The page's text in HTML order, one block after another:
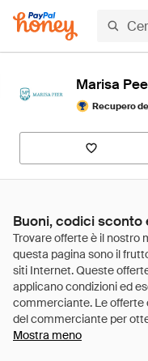
Marisa
Recupero
Buoni, codici sconto
Mostra meno